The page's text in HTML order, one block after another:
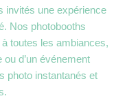
invités une expérience
Nos photobooths
toutes les ambiances,
ou d’un événement
photo instantanés et